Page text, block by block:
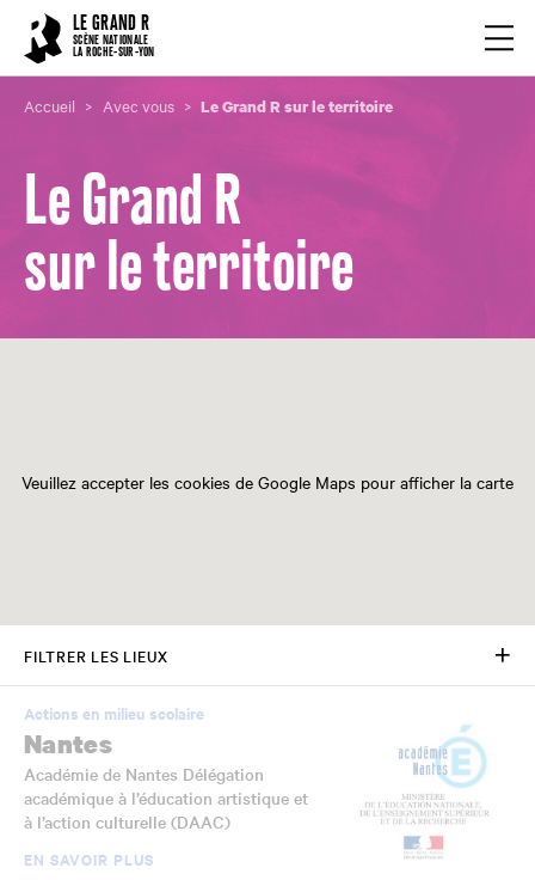
LE GRAND R
SCÈNE NATIONALE
LA ROCHE-SUR-YON
Accueil Avec vous Le Grand R sur le territoire
Le Grand R
sur le territoire
FILTRER LES LIEUX
Actions en milieu scolaire
Nantes
Académie de Nantes Délégation
académique à l’éducation artistique et
à l’action culturelle (DAAC)
EN SAVOIR PLUS
Cookies management panel